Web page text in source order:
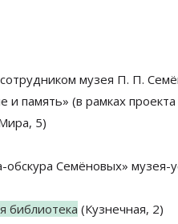
музея П. П.
память» (в рамках
5)
обскура Семёновых»
библиотека (Кузнечная, 2)